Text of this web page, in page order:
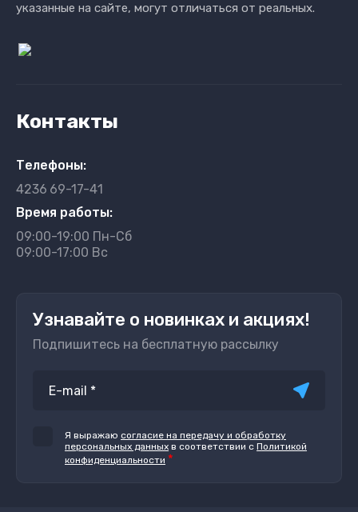
указанные на сайте, могут отличаться от реальных.
Контакты
Телефоны:
4236 69-17-41
Время работы:
09:00-19:00 Пн-Сб
09:00-17:00 Вс
Узнавайте о новинках и акциях!
Подпишитесь на бесплатную рассылку
Я выражаю согласие на передачу и обработку
персональных данных в соответствии с Политикой
конфиденциальности *